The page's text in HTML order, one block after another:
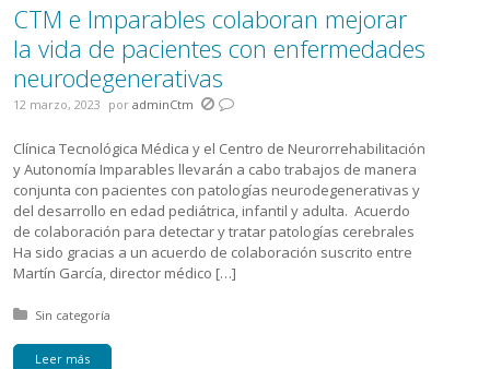
CTM e Imparables colaboran mejorar
la vida de pacientes con enfermedades
neurodegenerativas
12 marzo, 2023 por adminCtm
Clínica Tecnológica Médica y el Centro de Neurorrehabilitación
y Autonomía Imparables llevarán a cabo trabajos de manera
conjunta con pacientes con patologías neurodegenerativas y
del desarrollo en edad pediátrica, infantil y adulta. Acuerdo
de colaboración para detectar y tratar patologías cerebrales
Ha sido gracias a un acuerdo de colaboración suscrito entre
Martín García, director médico […]
Posted in:
Sin categoría
Leer más